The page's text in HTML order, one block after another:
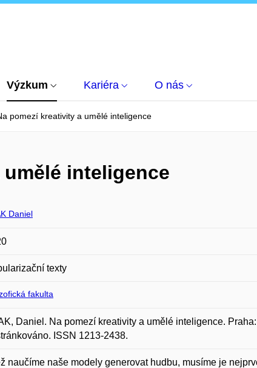
Výzkum Kariéra O nás
pomezí kreativity a umělé inteligence
inteligence
Daniel
texty
fakulta
Daniel. Na pomezí kreativity a umělé inteligence.
ISSN 1213-2438.
naučíme naše modely generovat hudbu, musíme je